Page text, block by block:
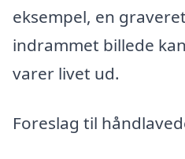
eksempel, en
indrammet billede
varer livet ud.
Foreslag til